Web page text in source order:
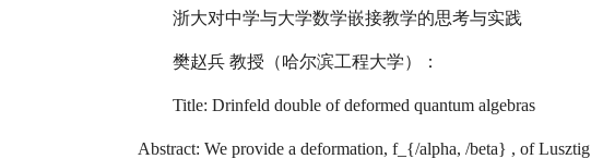
浙大对中学与大学数学嵌接教学的思考与实践
樊赵兵 教授（哈尔滨工程大学）：
Title: Drinfeld double of deformed quantum algebras
Abstract: We provide a deformation, f_{/alpha, /beta} , of